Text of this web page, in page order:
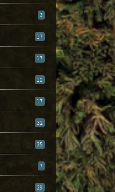
3
17
17
10
17
32
35
7
29